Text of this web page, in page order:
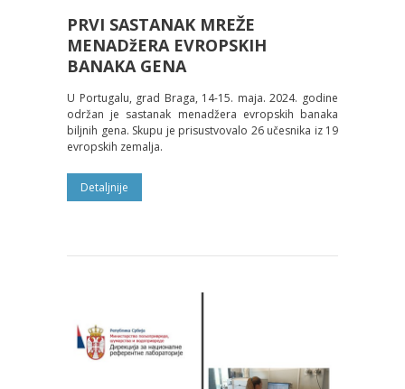
PRVI SASTANAK MREŽE
MENADžERA EVROPSKIH
BANAKA GENA
U Portugalu, grad Braga, 14-15. maja. 2024. godine
održan je sastanak menadžera evropskih banaka
biljnih gena. Skupu je prisustvovalo 26 učesnika iz 19
evropskih zemalja.
Detaljnije